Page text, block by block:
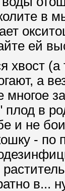
в
ей
хвост
а
плод в
и не
- по
в...